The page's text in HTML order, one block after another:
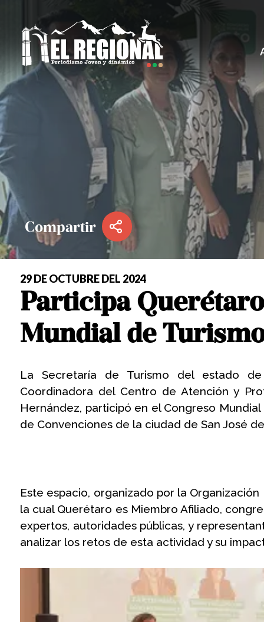
Compartir
29 DE OCTUBRE DEL 2024
Participa
Mundial de
La Secretaría de Turismo del estado
Coordinadora del Centro de Atención y
Hernández, participó en el Congreso
de Convenciones de la ciudad de San José
Este espacio, organizado por la
la cual Querétaro es Miembro Afiliado,
expertos, autoridades públicas, y
analizar los retos de esta actividad y su